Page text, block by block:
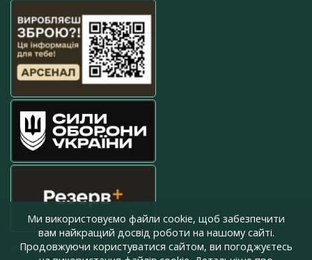
press@armyinform.com.ua
Ми використовуємо файли cookie, щоб забезпечити
вам найкращий досвід роботи на нашому сайті.
Продовжуючи користуватися сайтом, ви погоджуєтесь